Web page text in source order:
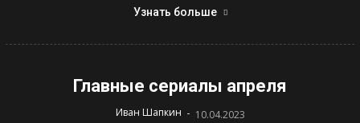
Узнать больше
Главные сериалы апреля
Иван Шапкин - 10.04.2023